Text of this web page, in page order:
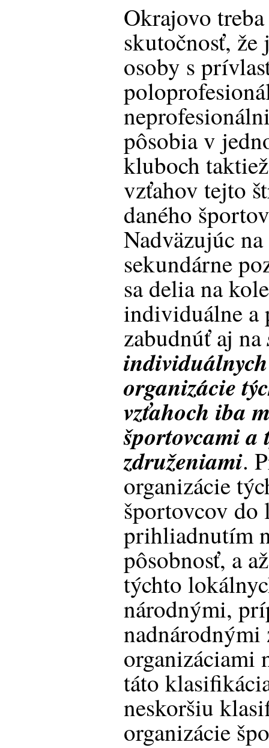
Okrajovo
skutočnosť,
osoby s
pôsobia v
kluboch
vzťahov tejto
daného
Nadväzujúc
sekundárne
sa delia na
individuálne a
zabudnúť aj na
organizácie
vzťahoch iba
športovcami
združeniami.
organizácie
športovcov do
prihliadnutím
pôsobnosť, a
týchto
národnými,
organizáciami
táto
neskoršiu
organizácie